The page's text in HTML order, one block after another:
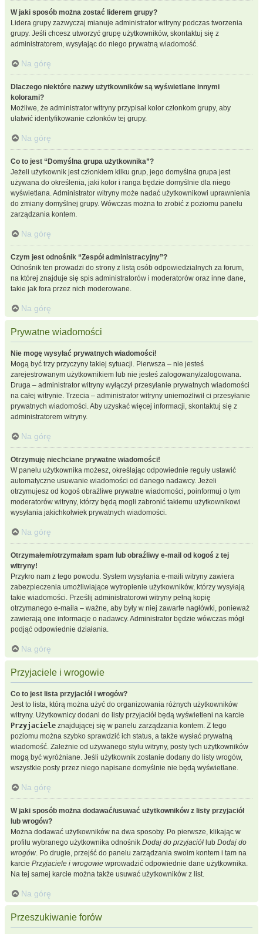
W jaki sposób można zostać liderem grupy?
Lidera grupy zazwyczaj mianuje administrator witryny podczas tworzenia
grupy. Jeśli chcesz utworzyć grupę użytkowników, skontaktuj się z
administratorem, wysyłając do niego prywatną wiadomość.
Na górę
Dlaczego niektóre nazwy użytkowników są wyświetlane innymi
kolorami?
Możliwe, że administrator witryny przypisał kolor członkom grupy, aby
ułatwić identyfikowanie członków tej grupy.
Na górę
Co to jest “Domyślna grupa użytkownika”?
Jeżeli użytkownik jest członkiem kilku grup, jego domyślna grupa jest
używana do określenia, jaki kolor i ranga będzie domyślnie dla niego
wyświetlana. Administrator witryny może nadać użytkownikowi uprawnienia
do zmiany domyślnej grupy. Wówczas można to zrobić z poziomu panelu
zarządzania kontem.
Na górę
Czym jest odnośnik “Zespół administracyjny”?
Odnośnik ten prowadzi do strony z listą osób odpowiedzialnych za forum,
na której znajduje się spis administratorów i moderatorów oraz inne dane,
takie jak fora przez nich moderowane.
Na górę
Prywatne wiadomości
Nie mogę wysyłać prywatnych wiadomości!
Mogą być trzy przyczyny takiej sytuacji. Pierwsza – nie jesteś
zarejestrowanym użytkownikiem lub nie jesteś zalogowany/zalogowana.
Druga – administrator witryny wyłączył przesyłanie prywatnych wiadomości
na całej witrynie. Trzecia – administrator witryny uniemożliwił ci przesyłanie
prywatnych wiadomości. Aby uzyskać więcej informacji, skontaktuj się z
administratorem witryny.
Na górę
Otrzymuję niechciane prywatne wiadomości!
W panelu użytkownika możesz, określając odpowiednie reguły ustawić
automatyczne usuwanie wiadomości od danego nadawcy. Jeżeli
otrzymujesz od kogoś obraźliwe prywatne wiadomości, poinformuj o tym
moderatorów witryny, którzy będą mogli zabronić takiemu użytkownikowi
wysyłania jakichkolwiek prywatnych wiadomości.
Na górę
Otrzymałem/otrzymałam spam lub obraźliwy e-mail od kogoś z tej
witryny!
Przykro nam z tego powodu. System wysyłania e-maili witryny zawiera
zabezpieczenia umożliwiające wytropienie użytkowników, którzy wysyłają
takie wiadomości. Prześlij administratorowi witryny pełną kopię
otrzymanego e-maila – ważne, aby były w niej zawarte nagłówki, ponieważ
zawierają one informacje o nadawcy. Administrator będzie wówczas mógł
podjąć odpowiednie działania.
Na górę
Przyjaciele i wrogowie
Co to jest lista przyjaciół i wrogów?
Jest to lista, którą można użyć do organizowania różnych użytkowników
witryny. Użytkownicy dodani do listy przyjaciół będą wyświetleni na karcie
Przyjaciele znajdującej się w panelu zarządzania kontem. Z tego
poziomu można szybko sprawdzić ich status, a także wysłać prywatną
wiadomość. Zależnie od używanego stylu witryny, posty tych użytkowników
mogą być wyróżniane. Jeśli użytkownik zostanie dodany do listy wrogów,
wszystkie posty przez niego napisane domyślnie nie będą wyświetlane.
Na górę
W jaki sposób można dodawać/usuwać użytkowników z listy przyjaciół
lub wrogów?
Można dodawać użytkowników na dwa sposoby. Po pierwsze, klikając w
profilu wybranego użytkownika odnośnik Dodaj do przyjaciół lub Dodaj do
wrogów. Po drugie, przejść do panelu zarządzania swoim kontem i tam na
karcie Przyjaciele i wrogowie wprowadzić odpowiednie dane użytkownika.
Na tej samej karcie można także usuwać użytkowników z list.
Na górę
Przeszukiwanie forów